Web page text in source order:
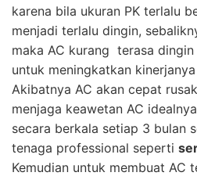
karena bila ukuran PK terlalu
menjadi terlalu dingin,
maka AC kurang terasa
untuk meningkatkan
Akibatnya AC akan cepat
menjaga keawetan AC
secara berkala setiap 3 bulan
tenaga professional seperti
Kemudian untuk membuat AC